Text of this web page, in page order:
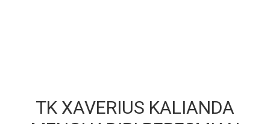
TK XAVERIUS KALIANDA